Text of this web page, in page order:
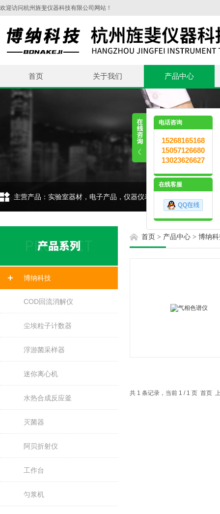
欢迎访问杭州旌斐仪器科技有限公司网站！
首页 关于我们 产品中心
主营产品：实验室器材，电子产品，仪器仪表，环保设备，五金交
博纳科技
COD回流消解仪
尘埃粒子计数器
浮游菌采样器
迷你离心机
水热合成反应釜
灭菌器
阿贝折射仪
工作台
匀浆机
首页 > 产品中心 > 博纳
共 1 条记录，当前 1 / 1 页 首页
电话咨询
15268165168
15057126680
13023626627
在线客服